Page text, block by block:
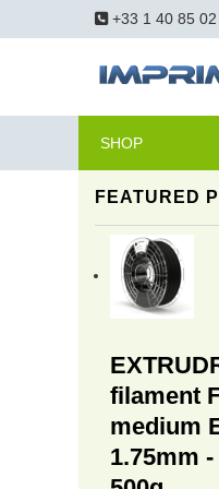
+33 1 40 85 02
SHOP
FEATURED
filament
medium
1.75mm